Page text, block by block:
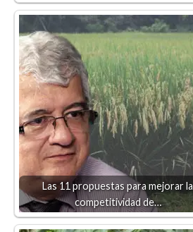
Las 11 propuestas para mejorar la
competitividad de…